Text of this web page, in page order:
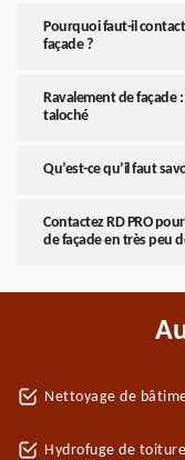
Pourquoi faut-il
façade ?
Ravalement de façade
taloché
Qu’est-ce qu’il faut
Contactez RD PRO
de façade en très peu
Nettoyage de
Hydrofuge de